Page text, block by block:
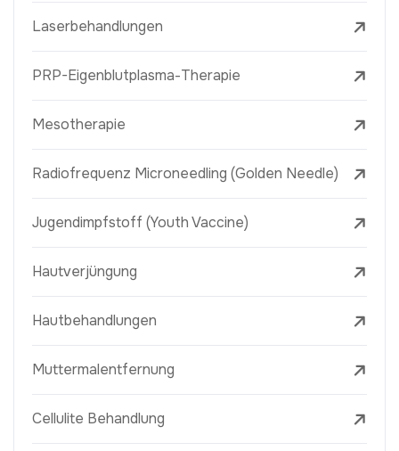
Laserbehandlungen
PRP-Eigenblutplasma-Therapie
Mesotherapie
Radiofrequenz Microneedling (Golden Needle)
Jugendimpfstoff (Youth Vaccine)
Hautverjüngung
Hautbehandlungen
Muttermalentfernung
Cellulite Behandlung